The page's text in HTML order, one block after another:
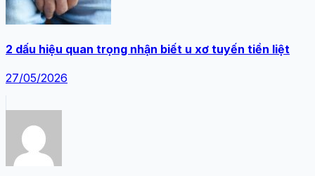
2 dấu hiệu quan trọng nhận biết u xơ tuyến tiền liệt
27/05/2026